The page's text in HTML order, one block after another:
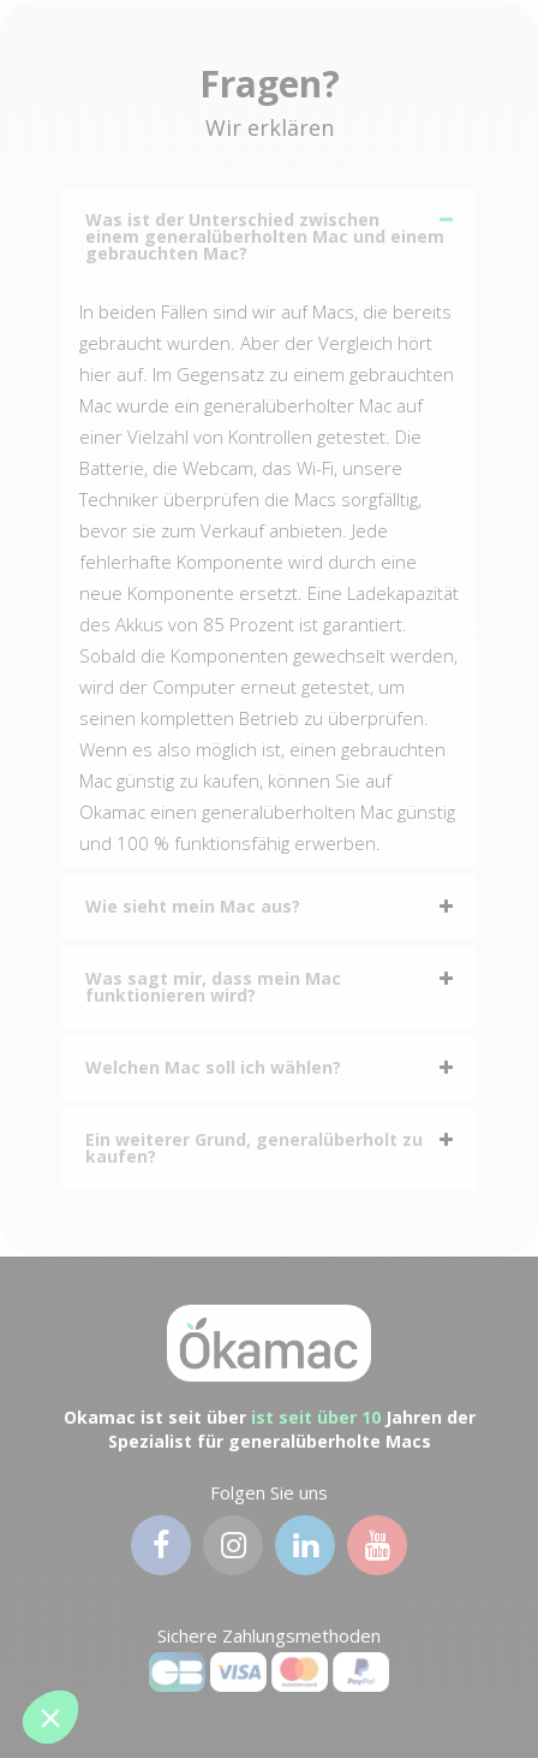
Fragen?
Wir erklären
Was ist der Unterschied zwischen
einem generalüberholten Mac und einem
gebrauchten Mac?
In beiden Fällen sind wir auf Macs, die bereits
gebraucht wurden. Aber der Vergleich hört
hier auf. Im Gegensatz zu einem gebrauchten
Mac wurde ein generalüberholter Mac auf
einer Vielzahl von Kontrollen getestet. Die
Batterie, die Webcam, das Wi-Fi, unsere
Techniker überprüfen die Macs sorgfälltig,
bevor sie zum Verkauf anbieten. Jede
fehlerhafte Komponente wird durch eine
neue Komponente ersetzt. Eine Ladekapazität
des Akkus von 85 Prozent ist garantiert.
Sobald die Komponenten gewechselt werden,
wird der Computer erneut getestet, um
seinen kompletten Betrieb zu überprüfen.
Wenn es also möglich ist, einen gebrauchten
Mac günstig zu kaufen, können Sie auf
Okamac einen generalüberholten Mac günstig
und 100 % funktionsfähig erwerben.
Wie sieht mein Mac aus?
Was sagt mir, dass mein Mac
funktionieren wird?
Welchen Mac soll ich wählen?
Ein weiterer Grund, generalüberholt zu
kaufen?
Okamac ist seit über ist seit über 10 Jahren der
Spezialist für generalüberholte Macs
Folgen Sie uns
Sichere Zahlungsmethoden